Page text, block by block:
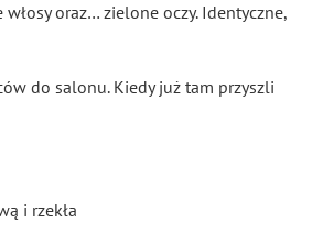
oraz… zielone oczy. Identyczne,
do salonu. Kiedy już tam przyszli
i rzekła